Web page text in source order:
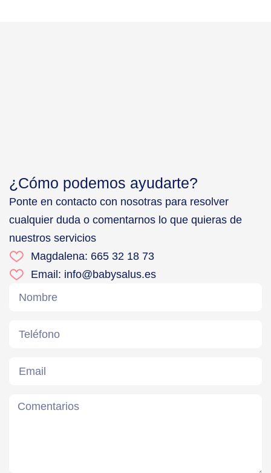
¿Cómo podemos ayudarte?
Ponte en contacto con nosotras para resolver
cualquier duda o comentarnos lo que quieras de
nuestros servicios
Magdalena: 665 32 18 73
Email: info@babysalus.es